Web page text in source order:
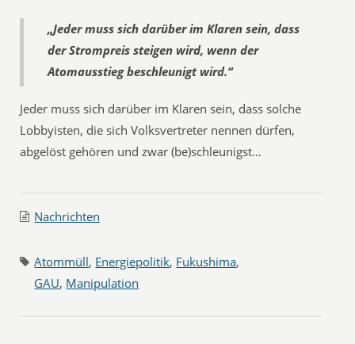
„Jeder muss sich darüber im Klaren sein, dass
der Strompreis steigen wird, wenn der
Atomausstieg beschleunigt wird.“
Jeder muss sich darüber im Klaren sein, dass solche
Lobbyisten, die sich Volksvertreter nennen dürfen,
abgelöst gehören und zwar (be)schleunigst…
Nachrichten
Atommüll, Energiepolitik, Fukushima,
GAU, Manipulation